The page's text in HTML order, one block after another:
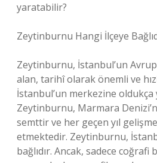
yaratabilir?
Zeytinburnu Hangi İlçeye
Zeytinburnu, İstanbul’un
alan, tarihî olarak önemli ve
İstanbul’un merkezine oldukça
Zeytinburnu, Marmara
semttir ve her geçen yıl
etmektedir. Zeytinburnu,
bağlıdır. Ancak, sadece coğrafi